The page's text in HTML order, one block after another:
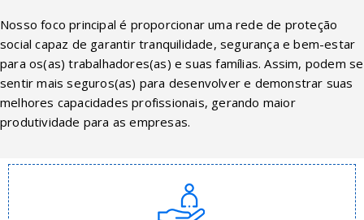
Nosso foco principal é proporcionar uma rede de proteção
social capaz de garantir tranquilidade, segurança e bem-estar
para os(as) trabalhadores(as) e suas famílias. Assim, podem se
sentir mais seguros(as) para desenvolver e demonstrar suas
melhores capacidades profissionais, gerando maior
produtividade para as empresas.